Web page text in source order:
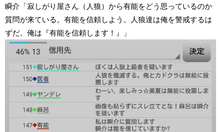
瞬介「寂しがり屋さん（人狼）から有能をどう思っているのか
質問が来ている。有能を信頼しよう。人狼達は俺を警戒するは
ずだ。俺は『有能を信頼します！』」